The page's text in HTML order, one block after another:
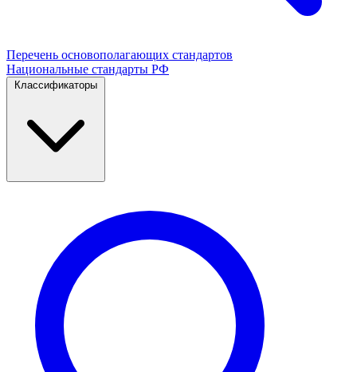
Перечень основополагающих стандартов
Национальные стандарты РФ
Классификаторы